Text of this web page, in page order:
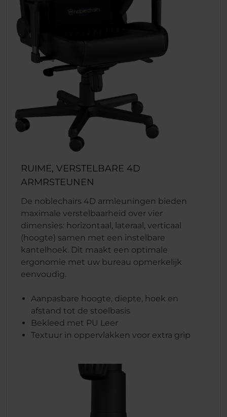
RUIME, VERSTELBARE 4D
ARMRSTEUNEN
De noblechairs 4D armleuningen bieden
maximale verstelbaarheid over vier
dimensies: horizontaal, lateraal, verticaal
(hoogte) samen met een instelbare
kantelhoek. Dit maakt een optimale
ergonomie met uw bureau opmerkelijk
eenvoudig.
Aanpasbare hoogte, diepte, hoek en
afstand tot de stoelbasis
Bekleed met PU Leer
Textuur in oppervlakken voor extra grip